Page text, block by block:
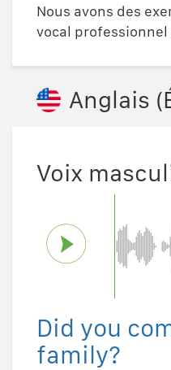
Nous avons des
vocal
Anglais
Voix
Did you
family?